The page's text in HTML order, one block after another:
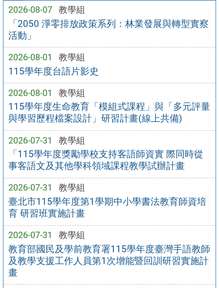
2026-08-07 教學組
「2050 淨零排放政策系列：林業發展與轉型實察
活動」
2026-08-01 教學組
115學年度台語片影史
2026-08-01 教學組
115學年度生命教育「模組式課程」與「多元評量
與學習歷程檔案設計」研習計畫(線上共備)
2026-07-31 教學組
「115學年度獎勵學校支持客語師資實 際同時從
事客語文及其他學科領域課程教學試辦計畫
2026-07-31 教學組
臺北市115學年度第1學期中小學書法教育師資培
育 研習班實施計畫
2026-07-31 教學組
教育部國民及學前教育署115學年度臺灣手語教師
及教學支援工作人員第1次增能暨回訓研習實施計
畫